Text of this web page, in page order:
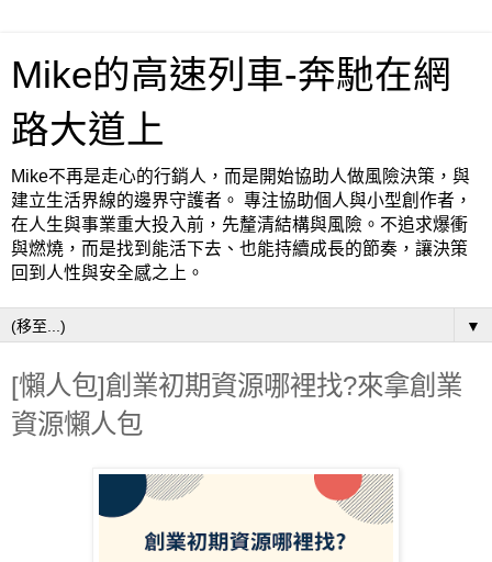
Mike的高速列車-奔馳在網
路大道上
Mike不再是走心的行銷人，而是開始協助人做風險決策，與
建立生活界線的邊界守護者。 專注協助個人與小型創作者，
在人生與事業重大投入前，先釐清結構與風險。不追求爆衝
與燃燒，而是找到能活下去、也能持續成長的節奏，讓決策
回到人性與安全感之上。
▼
[懶人包]創業初期資源哪裡找?來拿創業
資源懶人包